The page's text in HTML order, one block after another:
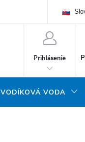
Prihlásenie
VODÍKOVÁ VODA